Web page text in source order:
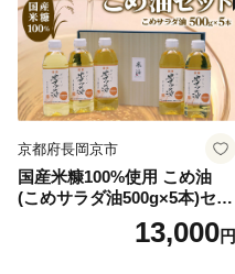
京都府長岡京市
国産米糠100%使用 こめ油
(こめサラダ油500g×5本)セッ
13,000円